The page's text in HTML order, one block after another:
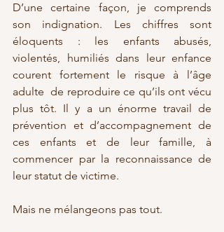
D’une certaine façon, je comprends
son indignation. Les chiffres sont
éloquents : les enfants abusés,
violentés, humiliés dans leur enfance
courent fortement le risque à l’âge
adulte  de reproduire ce qu’ils ont vécu
plus tôt. Il y a un énorme travail de
prévention et d’accompagnement de
ces enfants et de leur famille, à
commencer par la reconnaissance de
leur statut de victime.
Mais ne mélangeons pas tout.